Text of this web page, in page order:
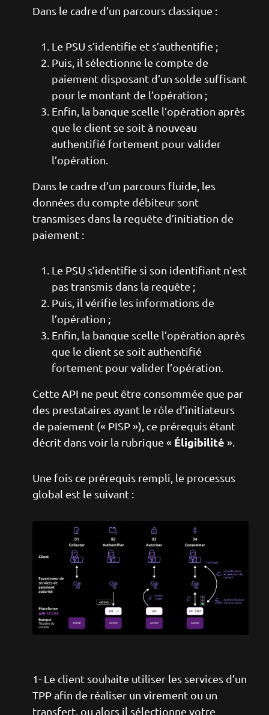
Dans le cadre d’un parcours classique :
Le PSU s’identifie et s’authentifie ;
Puis, il sélectionne le compte de
paiement disposant d’un solde suffisant
pour le montant de l’opération ;
Enfin, la banque scelle l’opération après
que le client se soit à nouveau
authentifié fortement pour valider
l’opération.
Dans le cadre d’un parcours fluide, les
données du compte débiteur sont
transmises dans la requête d’initiation de
paiement :
Le PSU s’identifie si son identifiant n’est
pas transmis dans la requête ;
Puis, il vérifie les informations de
l’opération ;
Enfin, la banque scelle l’opération après
que le client se soit authentifié
fortement pour valider l’opération.
Cette API ne peut être consommée que par
des prestataires ayant le rôle d’initiateurs
de paiement (« PISP »), ce prérequis étant
décrit dans voir la rubrique « Éligibilité ».
Une fois ce prérequis rempli, le processus
global est le suivant :
1- Le client souhaite utiliser les services d’un
TPP afin de réaliser un virement ou un
transfert, ou alors il sélectionne votre